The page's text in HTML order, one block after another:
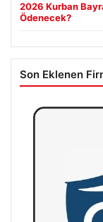
2026 Kurban
Ödenecek?
Son Eklenen